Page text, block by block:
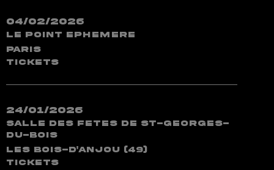
04/02/2026
Le Point Ephemere
Paris
TICKETS
24/01/2026
Salle des Fetes de St-Georges-
du-Bois
Les Bois-d'Anjou (49)
TICKETS